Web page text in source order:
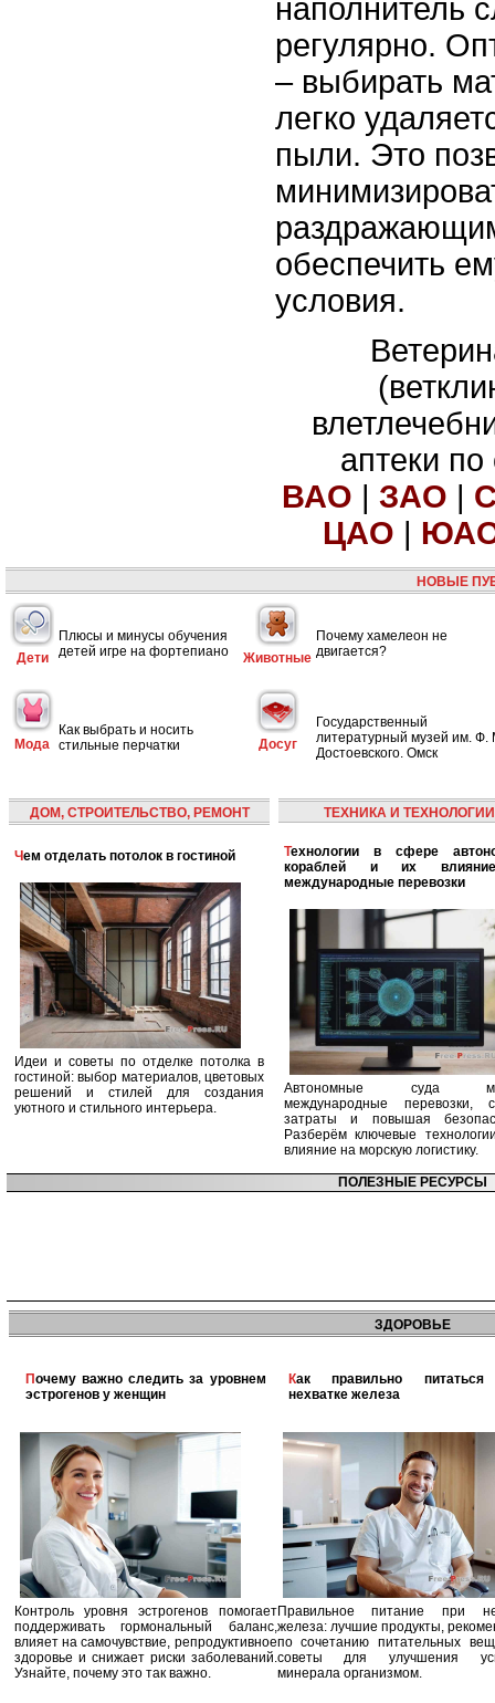
наполнитель
регулярно.
– выбирать
легко
пыли. Это
обеспечить
условия.
аптеки
ВАО | ЗАО |
ЦАО |
НОВЫЕ
Дети
Плюсы и минусы обучения
детей игре на фортепиано
Животные
Почему хамелеон не
двигается?
Мода
Как выбрать и носить
стильные перчатки
Досуг
Государственный
литературный музей им. Ф.
Достоевского. Омск
ДОМ, СТРОИТЕЛЬСТВО, РЕМОНТ
Чем отделать потолок в гостиной
Идеи и советы по отделке потолка в
гостиной: выбор материалов, цветовых
решений и стилей для создания
уютного и стильного интерьера.
ТЕХНИКА И ТЕХНОЛОГИИ
Технологии в сфере автономных
кораблей и их
международные перевозки
Автономные суда
международные перевозки,
затраты и повышая
Разберём ключевые
влияние на морскую логистику.
ПОЛЕЗНЫЕ РЕСУРСЫ
ЗДОРОВЬЕ
Почему важно следить за уровнем
эстрогенов у женщин
Контроль уровня эстрогенов помогает
поддерживать гормональный баланс,
влияет на самочувствие, репродуктивное
здоровье и снижает риски заболеваний.
Узнайте, почему это так важно.
Как правильно питаться при
нехватке железа
Правильное питание при
железа: лучшие продукты,
по сочетанию питательных
советы для улучшения
минерала организмом.